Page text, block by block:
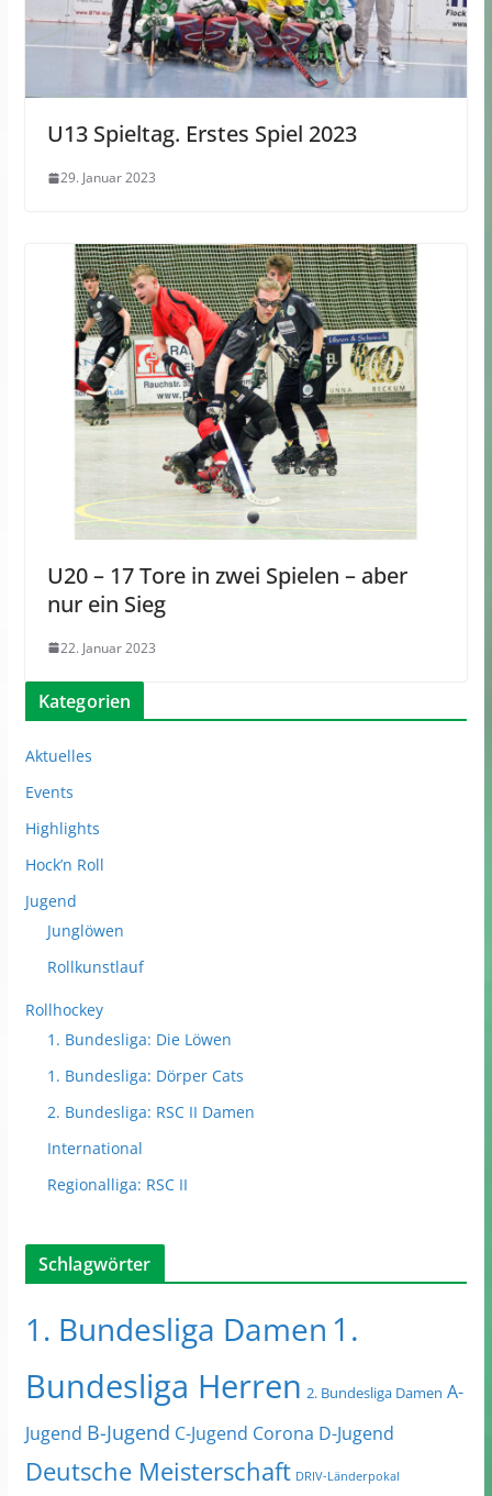
U13 Spieltag. Erstes Spiel 2023
29. Januar 2023
U20 – 17 Tore in zwei Spielen – aber
nur ein Sieg
22. Januar 2023
Kategorien
Aktuelles
Events
Highlights
Hock’n Roll
Jugend
Junglöwen
Rollkunstlauf
Rollhockey
1. Bundesliga: Die Löwen
1. Bundesliga: Dörper Cats
2. Bundesliga: RSC II Damen
International
Regionalliga: RSC II
Schlagwörter
1. Bundesliga Damen 1.
Bundesliga Herren 2. Bundesliga Damen A-
Jugend B-Jugend C-Jugend Corona D-Jugend
Deutsche Meisterschaft DRIV-Länderpokal